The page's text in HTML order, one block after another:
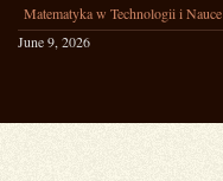
Matematyka w Technologii i Nauce
June 9, 2026